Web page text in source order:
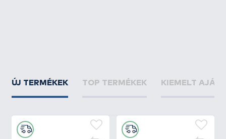
ÚJ TERMÉKEK TOP TERMÉKEK KIEMELT